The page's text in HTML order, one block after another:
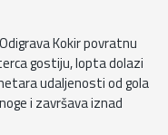
Kokir povratnu
gostiju, lopta dolazi
udaljenosti od gola
i završava iznad